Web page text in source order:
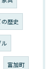
の歴史
ル
富加町